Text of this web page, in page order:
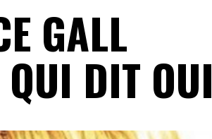
GALL
DIT OUI